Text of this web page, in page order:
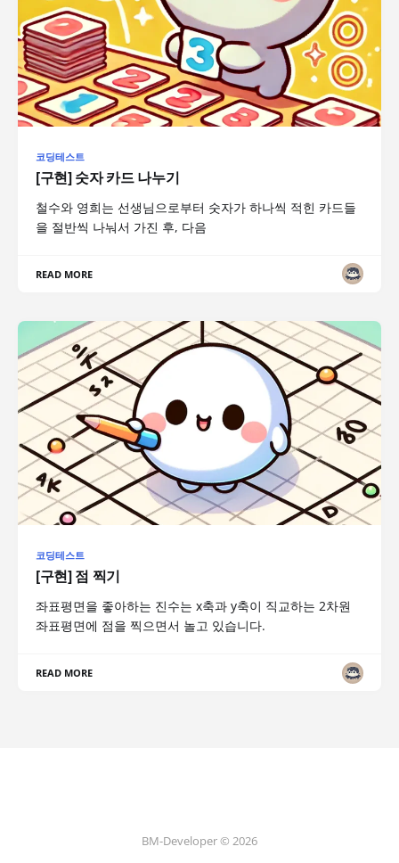
코딩테스트
[구현] 숫자 카드 나누기
철수와 영희는 선생님으로부터 숫자가 하나씩 적힌 카드들
을 절반씩 나눠서 가진 후, 다음
READ MORE
코딩테스트
[구현] 점 찍기
좌표평면을 좋아하는 진수는 x축과 y축이 직교하는 2차원
좌표평면에 점을 찍으면서 놀고 있습니다.
READ MORE
BM-Developer © 2026